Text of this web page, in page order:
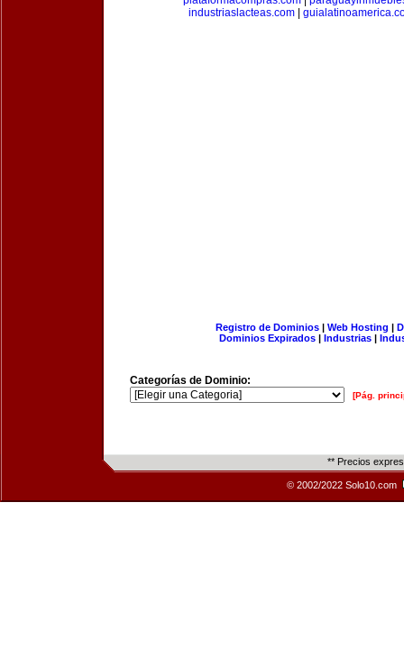
industriaslacteas.com
Registro de Dominios| Web Hosting |
Dominios Expirados | Industrias |
Categorías de Dominio:
[Pág.
** Precios
© 2002/2022 Solo10.com